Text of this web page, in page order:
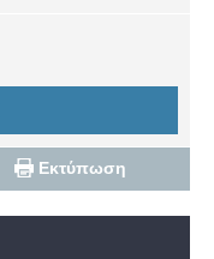
Εκτύπωση